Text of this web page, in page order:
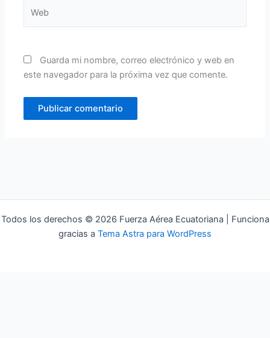
Guarda mi nombre, correo electrónico y web en
este navegador para la próxima vez que comente.
Todos los derechos © 2026 Fuerza Aérea Ecuatoriana | Funciona
gracias a Tema Astra para WordPress